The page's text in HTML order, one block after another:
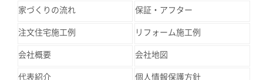
家づくりの流れ 保証・アフター
注文住宅施工例 リフォーム施工例
会社概要 会社地図
代表紹介 個人情報保護方針